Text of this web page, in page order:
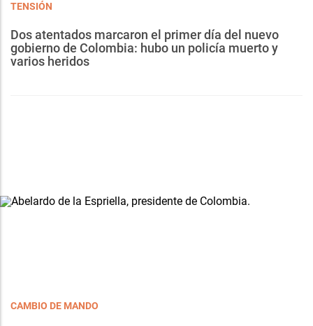
TENSIÓN
Dos atentados marcaron el primer día del nuevo
gobierno de Colombia: hubo un policía muerto y
varios heridos
CAMBIO DE MANDO